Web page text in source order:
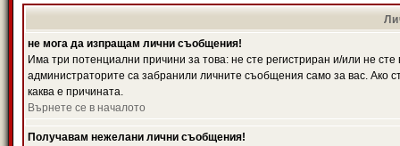
не мога да изпращам лични съобщения!
Има три потенциални причини за това: не сте регистриран и/или не
администраторите са забранили личните съобщения само за вас. Ако
каква е причината.
Върнете се в началото
Получавам нежелани лични съобщения!